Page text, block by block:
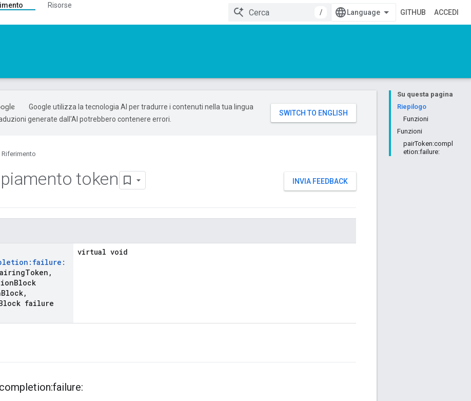
Risorse
/
GITHUB ACCEDI
Su questa pagina
Riepilogo
Funzioni
Funzioni
pairToken:compl
etion:failure:
Google utilizza la tecnologia AI per tradurre i contenuti nella tua lingua
generate dall'AI potrebbero contenere errori.
Riferimento
INVIA FEEDBACK
token
Token ,
Block
Block,
failure
virtual void